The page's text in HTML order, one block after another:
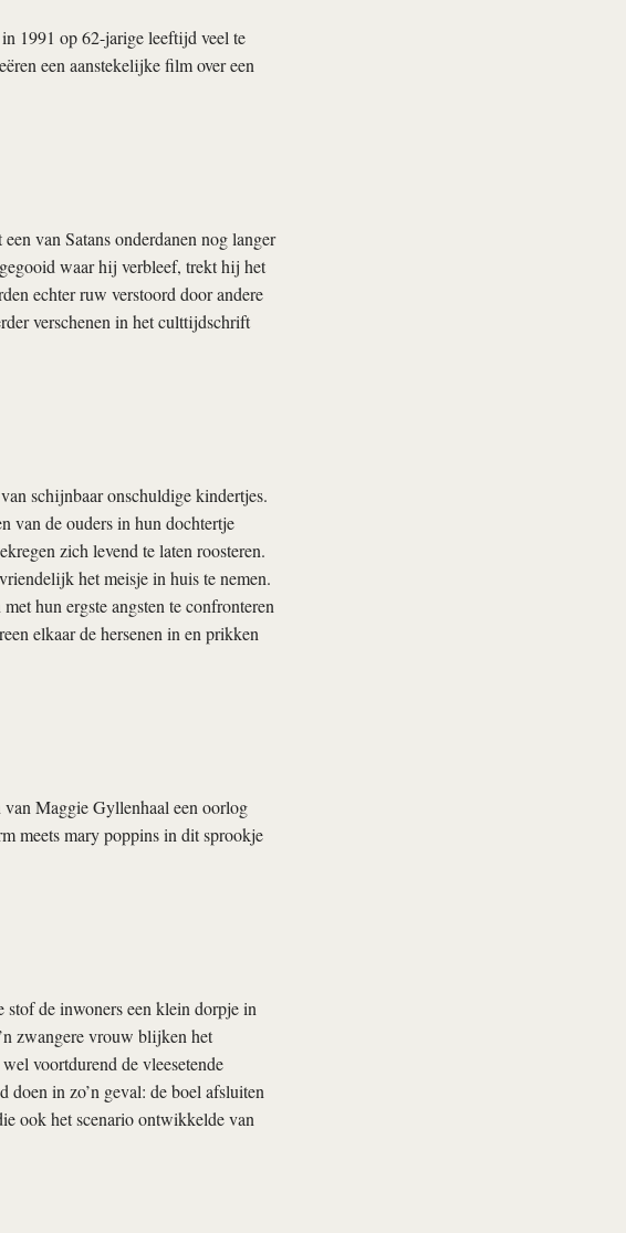
1991 op 62-jarige leeftijd veel te
een aanstekelijke film over een
van Satans onderdanen nog langer
waar hij verbleef, trekt hij het
echter ruw verstoord door andere
verschenen in het culttijdschrift
schijnbaar onschuldige kindertjes.
van de ouders in hun dochtertje
zich levend te laten roosteren.
het meisje in huis te nemen.
hun ergste angsten te confronteren
elkaar de hersenen in en prikken
Maggie Gyllenhaal een oorlog
meetsmary poppinsin dit sprookje
stof de inwoners een klein dorpje in
zwangere vrouw blijken het
voortdurend de vleesetende
in zo’n geval: de boel afsluiten
ook het scenario ontwikkelde van